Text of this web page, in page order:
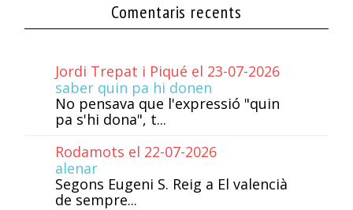
Comentaris recents
Jordi Trepat i Piqué el 23-07-2026
saber quin pa hi donen
No pensava que l'expressió "quin
pa s'hi dona", t...
Rodamots el 22-07-2026
alenar
Segons Eugeni S. Reig a El valencià
de sempre...